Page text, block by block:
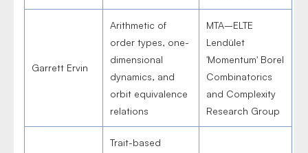
Garrett Ervin
Arithmetic of
order types, one-
dimensional
dynamics, and
orbit equivalence
relations
MTA–ELTE
Lendület
'Momentum' Borel
Combinatorics
and Complexity
Research Group
Trait-based